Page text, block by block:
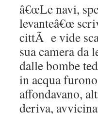
â€œLe navi,
levanteâ€œ
cittÃ e vide
sua camera
dalle bombe
in acqua
affondavano,
deriva,